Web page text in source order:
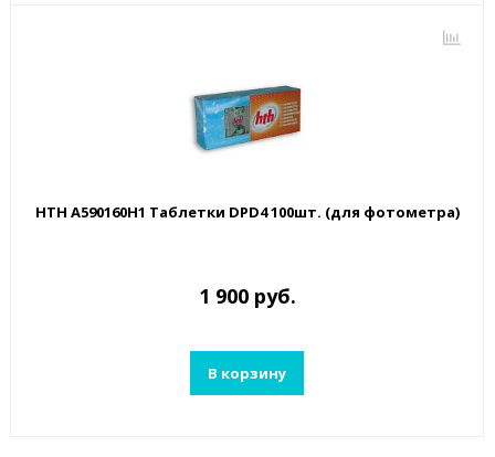
HTH A590160H1 Таблетки DPD4 100шт. (для фотометра)
1 900 руб.
В корзину